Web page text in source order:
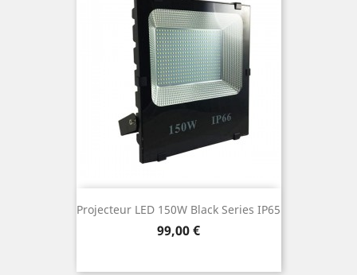
Projecteur LED 150W Black Series IP65
Prix
99,00 €